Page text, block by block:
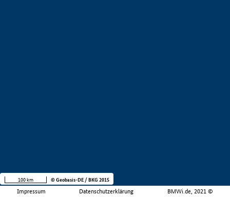
Impressum Datenschutzerklärung BMWi.de, 2021 ©
100 km © Geobasis-DE / BKG 2015